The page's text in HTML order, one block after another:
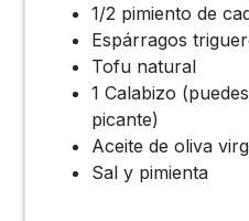
1/2 pimiento de
Espárragos
Tofu natural
1 Calabizo
picante)
Aceite de oliva
Sal y pimienta